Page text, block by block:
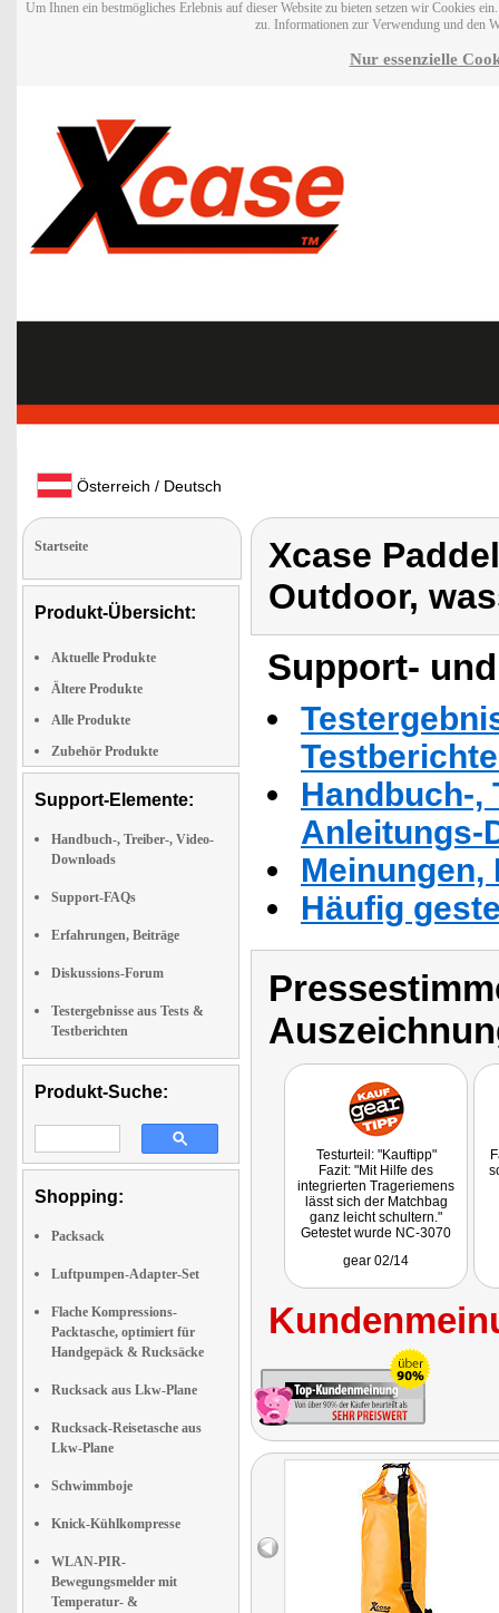
Um Ihnen ein bestmögliches Erlebnis auf dieser Website zu bieten setzen wir Cookies
zu. Informationen zur Verwendung und den
Nur essenzielle
Österreich / Deutsch
Startseite
Produkt-Übersicht:
Aktuelle Produkte
Ältere Produkte
Alle Produkte
Zubehör Produkte
Support-Elemente:
Handbuch-, Treiber-, Video-
Downloads
Support-FAQs
Erfahrungen, Beiträge
Diskussions-Forum
Testergebnisse aus Tests &
Testberichten
Produkt-Suche:
Shopping:
Packsack
Luftpumpen-Adapter-Set
Flache Kompressions-
Packtasche, optimiert für
Handgepäck & Rucksäcke
Rucksack aus Lkw-Plane
Rucksack-Reisetasche aus
Lkw-Plane
Schwimmboje
Knick-Kühlkompresse
WLAN-PIR-
Bewegungsmelder mit
Temperatur- &
Xcase
Outdoor,
Support-
Handbuch-,
Anleitungs-
Häufig
Testurteil: "Kauftipp"
Fazit: "Mit Hilfe des
integrierten Trageriemens
lässt sich der Matchbag
ganz leicht schultern."
Getestet wurde NC-3070
gear 02/14